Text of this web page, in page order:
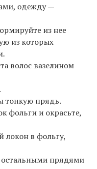
одежду —
из нее
из которых
волос вазелином
тонкую прядь.
фольги и окрасьте,
локон в фольгу,
остальными прядями